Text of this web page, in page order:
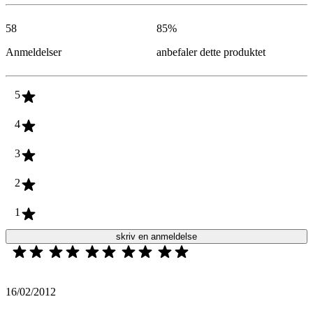
58
Anmeldelser
85%
anbefaler dette produktet
5
4
3
2
1
skriv en anmeldelse
16/02/2012